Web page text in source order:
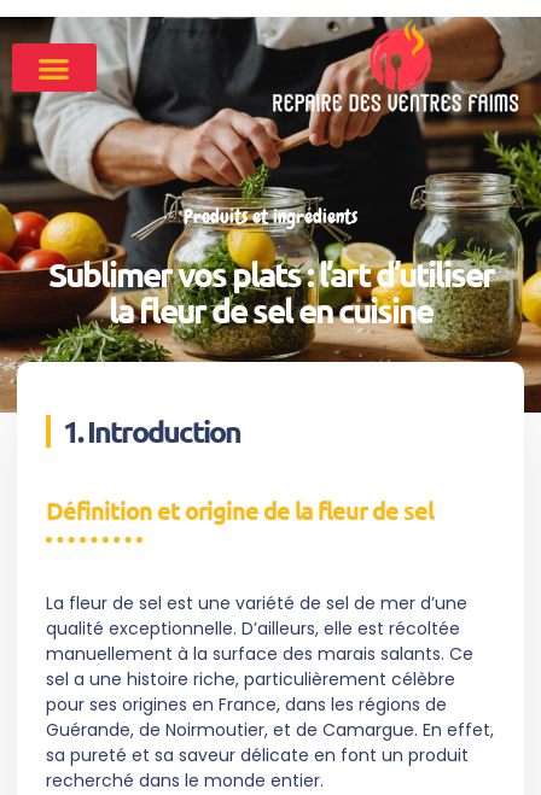
Produits et ingrédients
Sublimer vos plats : l’art d’utiliser
la fleur de sel en cuisine
1. Introduction
Définition et origine de la fleur de sel
La fleur de sel est une variété de sel de mer d’une
qualité exceptionnelle. D’ailleurs, elle est récoltée
manuellement à la surface des marais salants. Ce
sel a une histoire riche, particulièrement célèbre
pour ses origines en France, dans les régions de
Guérande, de Noirmoutier, et de Camargue. En effet,
sa pureté et sa saveur délicate en font un produit
recherché dans le monde entier.